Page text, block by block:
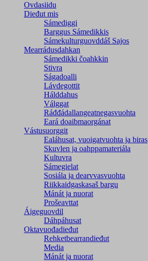
Ovdasiidu
Dieđut mis
Sámediggi
Barggus Sámedikkis
Sámekulturguovddáš Sajos
Mearrádusdahkan
Sámedikki čoahkkin
Stivra
Ságadoalli
Lávdegottit
Hálddahus
Válggat
Ráđđádallangeatnegas­vuohta
Eará doaibmaorgánat
Vástusuorggit
Ealáhusat, vuoigatvuohta ja biras
Skuvlen ja oahppamateriála
Kultuvra
Sámegielat
Sosiála ja dearvvasvuohta
Riikkaidgaskasaš bargu
Mánát ja nuorat
Prošeavttat
Áigeguovdil
Dáhpáhusat
Oktavuođadieđut
Rehketbearrandieđut
Media
Mánát ja nuorat